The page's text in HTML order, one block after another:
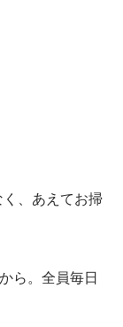
、あえてお掃
ら。全員毎日